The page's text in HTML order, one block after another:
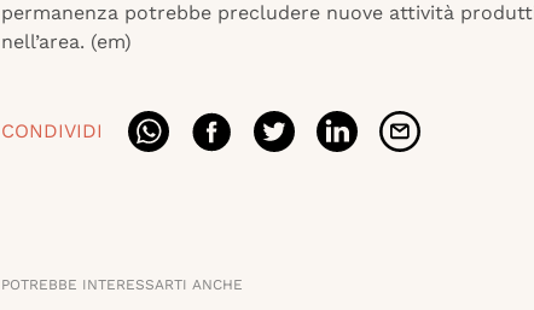
permanenza potrebbe precludere nuove attività
nell’area. (em)
CONDIVIDI
POTREBBE INTERESSARTI ANCHE